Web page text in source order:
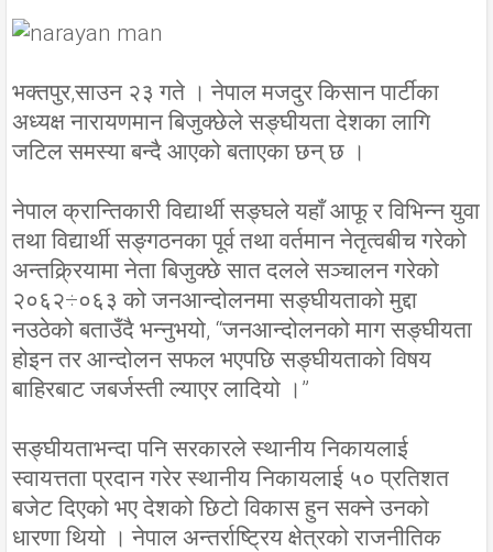
भक्तपुर,साउन २३ गते । नेपाल मजदुर किसान पार्टीका
अध्यक्ष नारायणमान बिजुक्छेले सङ्घीयता देशका लागि
जटिल समस्या बन्दै आएको बताएका छन् छ ।
नेपाल क्रान्तिकारी विद्यार्थी सङ्घले यहाँ आफू र विभिन्न युवा
तथा विद्यार्थी सङ्गठनका पूर्व तथा वर्तमान नेतृत्वबीच गरेको
अन्तक्र्रियामा नेता बिजुक्छे सात दलले सञ्चालन गरेको
२०६२÷०६३ को जनआन्दोलनमा सङ्घीयताको मुद्दा
नउठेको बताउँदै भन्नुभयो, “जनआन्दोलनको माग सङ्घीयता
होइन तर आन्दोलन सफल भएपछि सङ्घीयताको विषय
बाहिरबाट जबर्जस्ती ल्याएर लादियो ।”
सङ्घीयताभन्दा पनि सरकारले स्थानीय निकायलाई
स्वायत्तता प्रदान गरेर स्थानीय निकायलाई ५० प्रतिशत
बजेट दिएको भए देशको छिटो विकास हुन सक्ने उनको
धारणा थियो । नेपाल अन्तर्राष्ट्रिय क्षेत्रको राजनीतिक